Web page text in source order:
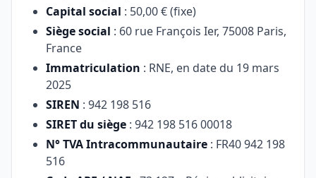
Capital social : 50,00 € (fixe)
Siège social : 60 rue François Ier, 75008 Paris,
France
Immatriculation : RNE, en date du 19 mars
2025
SIREN : 942 198 516
SIRET du siège : 942 198 516 00018
N° TVA Intracommunautaire : FR40 942 198
516